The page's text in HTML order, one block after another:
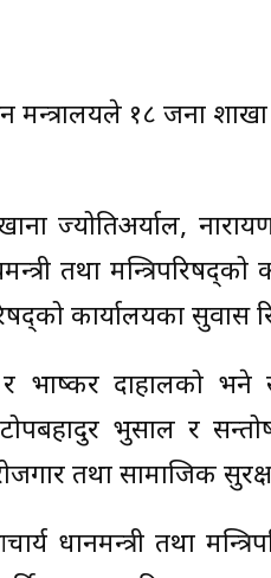
मन्त्रालयले १८ जना
ज्योतिअर्याल,
तथा मन्त्रिपरिषद्को
कार्यालयका
र भाष्कर दाहालको
भुसाल र सन्तोष
तथा सामाजिक
प्रधानमन्त्री तथा